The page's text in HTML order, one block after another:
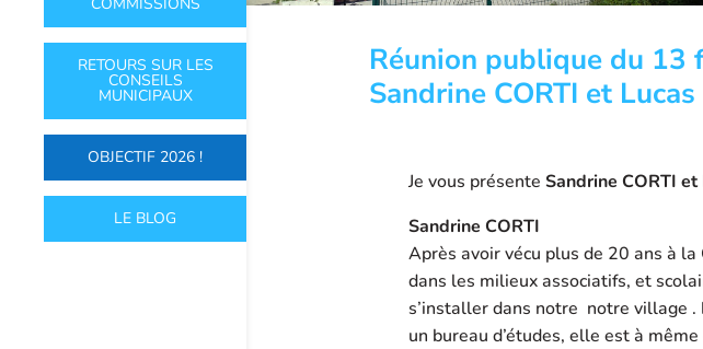
RETOURS SUR LES
CONSEILS
MUNICIPAUX
OBJECTIF 2026 !
LE BLOG
Réunion publique du 13
Sandrine CORTI et
Je vous présenteSandrine CORTI et
Sandrine CORTI
Après avoir vécu plus de 20 ans à la
dans les milieux associatifs, et
s’installer dans notre notre village .
un bureau d’études, elle est à